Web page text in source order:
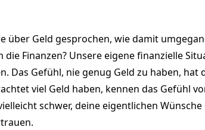
über Geld gesprochen, wie damit
Finanzen? Unsere eigene finanzielle
Das Gefühl, nie genug Geld zu haben,
viel Geld haben, kennen das Gefühl
schwer, deine eigentlichen